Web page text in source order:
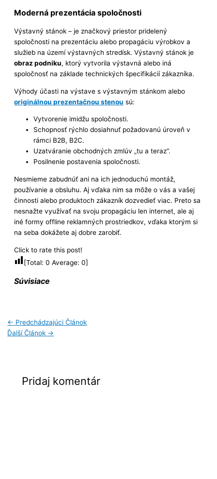
Moderná prezentácia spoločnosti
Výstavný stánok – je značkový priestor pridelený
spoločnosti na prezentáciu alebo propagáciu výrobkov a
služieb na území výstavných stredísk. Výstavný stánok je
obraz podniku, ktorý vytvorila výstavná alebo iná
spoločnosť na základe technických špecifikácií zákazníka.
Výhody účasti na výstave s výstavným stánkom alebo
originálnou prezentačnou stenou sú:
Vytvorenie imidžu spoločnosti.
Schopnosť rýchlo dosiahnuť požadovanú úroveň v
rámci B2B, B2C.
Uzatváranie obchodných zmlúv „tu a teraz“.
Posilnenie postavenia spoločnosti.
Nesmieme zabudnúť ani na ich jednoduchú montáž,
používanie a obsluhu. Aj vďaka nim sa môže o vás a vašej
činnosti alebo produktoch zákazník dozvedieť viac. Preto sa
nesnažte využívať na svoju propagáciu len internet, ale aj
iné formy offline reklamných prostriedkov, vďaka ktorým si
na seba dokážete aj dobre zarobiť.
Click to rate this post!
[Total:0 Average:0]
Súvisiace
← Predchádzajúci Článok
Ďalší Článok →
Pridaj komentár